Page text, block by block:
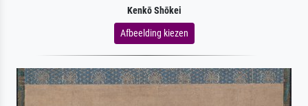
Kenkō Shōkei
Afbeelding kiezen